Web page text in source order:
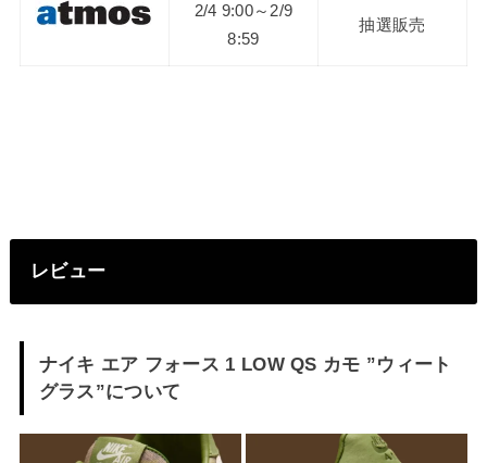
2/4 9:00～2/9
8:59
抽選販売
レビュー
ナイキ エア フォース 1 LOW QS カモ ”ウィート
グラス”について